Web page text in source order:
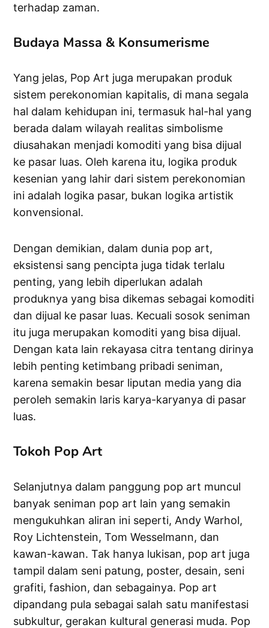
terhadap zaman.
Budaya Massa & Konsumerisme
Yang jelas, Pop Art juga merupakan produk
sistem perekonomian kapitalis, di mana segala
hal dalam kehidupan ini, termasuk hal-hal yang
berada dalam wilayah realitas simbolisme
diusahakan menjadi komoditi yang bisa dijual
ke pasar luas. Oleh karena itu, logika produk
kesenian yang lahir dari sistem perekonomian
ini adalah logika pasar, bukan logika artistik
konvensional.
Dengan demikian, dalam dunia pop art,
eksistensi sang pencipta juga tidak terlalu
penting, yang lebih diperlukan adalah
produknya yang bisa dikemas sebagai komoditi
dan dijual ke pasar luas. Kecuali sosok seniman
itu juga merupakan komoditi yang bisa dijual.
Dengan kata lain rekayasa citra tentang dirinya
lebih penting ketimbang pribadi seniman,
karena semakin besar liputan media yang dia
peroleh semakin laris karya-karyanya di pasar
luas.
Tokoh Pop Art
Selanjutnya dalam panggung pop art muncul
banyak seniman pop art lain yang semakin
mengukuhkan aliran ini seperti, Andy Warhol,
Roy Lichtenstein, Tom Wesselmann, dan
kawan-kawan. Tak hanya lukisan, pop art juga
tampil dalam seni patung, poster, desain, seni
grafiti, fashion, dan sebagainya. Pop art
dipandang pula sebagai salah satu manifestasi
subkultur, gerakan kultural generasi muda. Pop